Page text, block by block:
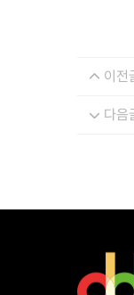
이전
다음